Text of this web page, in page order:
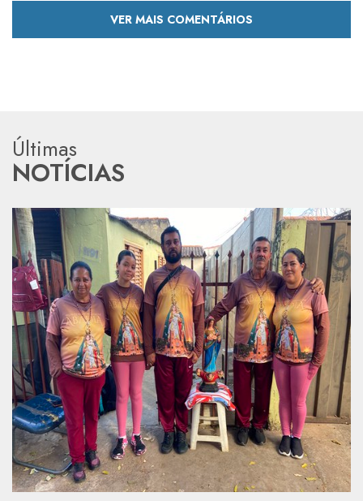
VER MAIS COMENTÁRIOS
Últimas
NOTÍCIAS